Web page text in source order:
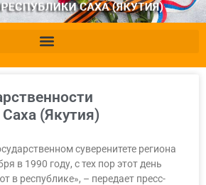
(Якутия)
суверенитете региона
в 1990 году, с тех пор этот день
в республике», – передает пресс-